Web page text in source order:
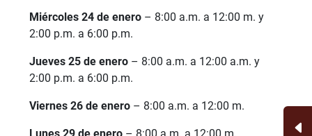
Miércoles 24 de enero – 8:00 a.m. a 12:00 m. y
2:00 p.m. a 6:00 p.m.
Jueves 25 de enero – 8:00 a.m. a 12:00 a.m. y
2:00 p.m. a 6:00 p.m.
Viernes 26 de enero – 8:00 a.m. a 12:00 m.